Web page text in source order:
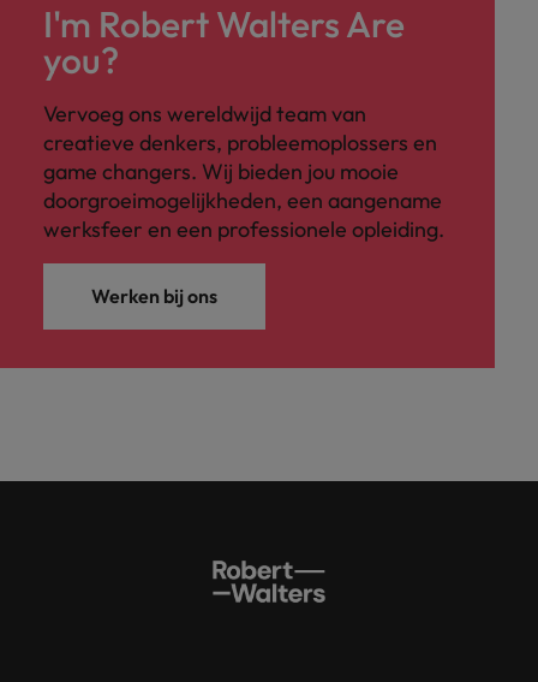
I'm Robert Walters Are
you?
Vervoeg ons wereldwijd team van
creatieve denkers, probleemoplossers en
game changers. Wij bieden jou mooie
doorgroeimogelijkheden, een aangename
werksfeer en een professionele opleiding.
Werken bij ons